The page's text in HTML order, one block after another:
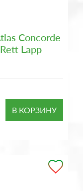
Concorde
Lapp
В КОРЗИНУ